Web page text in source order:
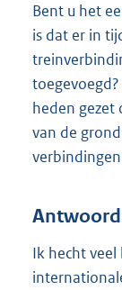
Bent u het
is dat er in
heden
van de
Ik hecht